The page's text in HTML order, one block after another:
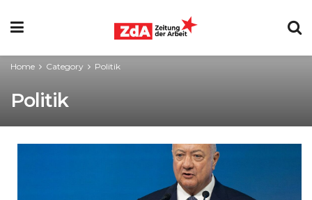
Home Category Politik
Politik